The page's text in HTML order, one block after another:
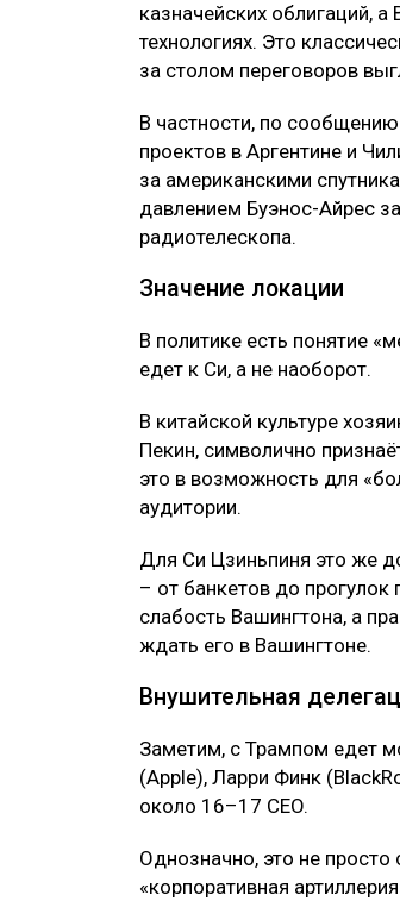
казначейских облигаций,
технологиях. Это
за столом переговоров
В частности, по
проектов в Аргентине и
за американскими
давлением Буэнос-Айрес
радиотелескопа.
Значение локации
В политике есть понятие
едет к Си, а не наоборот.
В китайской культуре
Пекин, символично
это в возможность для
аудитории.
Для Си Цзиньпиня это же
– от банкетов до прогулок
слабость Вашингтона, а
ждать его в Вашингтоне.
Внушительная
Заметим, с Трампом едет
(Apple), Ларри Финк
около 16–17 CEO.
Однозначно, это не
«корпоративная